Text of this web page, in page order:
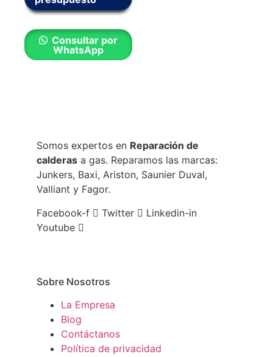
Consultar por
WhatsApp
Somos expertos en Reparación de
calderas a gas. Reparamos las marcas:
Junkers, Baxi, Ariston, Saunier Duval,
Valliant y Fagor.
Facebook-f
Twitter
Linkedin-in
Youtube
Sobre Nosotros
La Empresa
Blog
Contáctanos
Política de privacidad